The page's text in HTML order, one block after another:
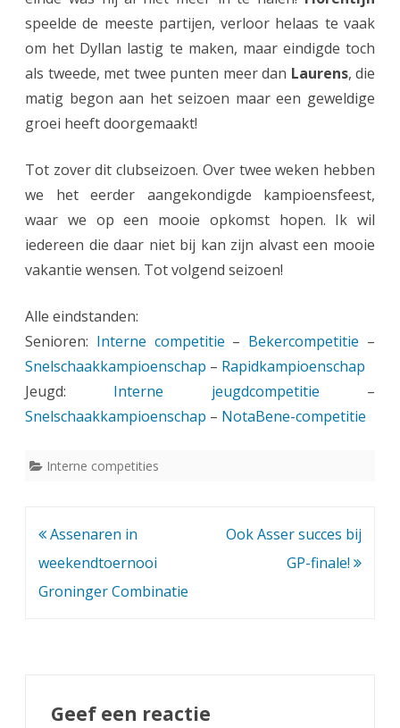
speelde de meeste partijen, verloor helaas te vaak
om het Dyllan lastig te maken, maar eindigde toch
als tweede, met twee punten meer dan Laurens, die
matig begon aan het seizoen maar een geweldige
groei heeft doorgemaakt!
Tot zover dit clubseizoen. Over twee weken hebben
we het eerder aangekondigde kampioensfeest,
waar we op een mooie opkomst hopen. Ik wil
iedereen die daar niet bij kan zijn alvast een mooie
vakantie wensen. Tot volgend seizoen!
Alle eindstanden:
Senioren: Interne competitie – Bekercompetitie –
Snelschaakkampioenschap – Rapidkampioenschap
Jeugd: Interne jeugdcompetitie –
Snelschaakkampioenschap – NotaBene-competitie
Interne competities
Bericht
navigatie
Assenaren in
weekendtoernooi
Groninger Combinatie
Ook Asser succes bij
GP-finale!
Geef een reactie